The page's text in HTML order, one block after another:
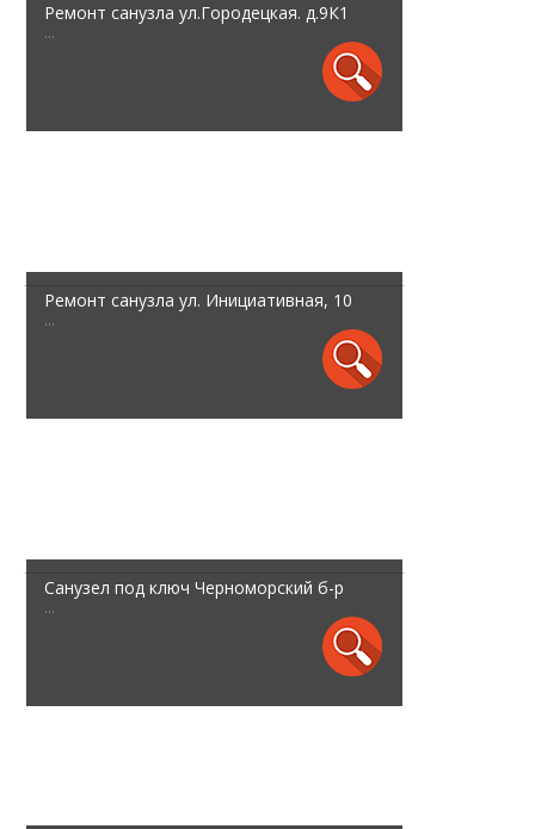
Ремонт санузла ул.Городецкая. д.9К1
...
Ремонт санузла ул. Инициативная, 10
...
Санузел под ключ Черноморский б-р
...